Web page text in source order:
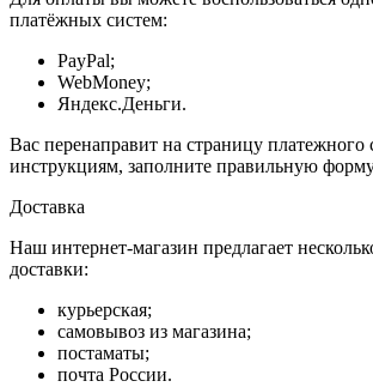
платёжных систем:
PayPal;
WebMoney;
Яндекс.Деньги.
Вас перенаправит на страницу платежного
инструкциям, заполните правильную
Доставка
Наш интернет-магазин предлагает
доставки:
курьерская;
самовывоз из магазина;
постаматы;
почта России.